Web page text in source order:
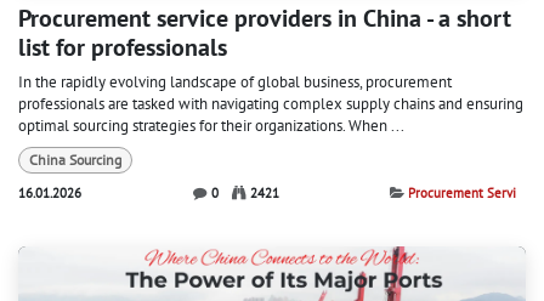
Procurement service providers in China - a short
list for professionals
In the rapidly evolving landscape of global business, procurement
professionals are tasked with navigating complex supply chains and ensuring
optimal sourcing strategies for their organizations. When ...
China Sourcing
16.01.2026
0 2421 Procurement Servi